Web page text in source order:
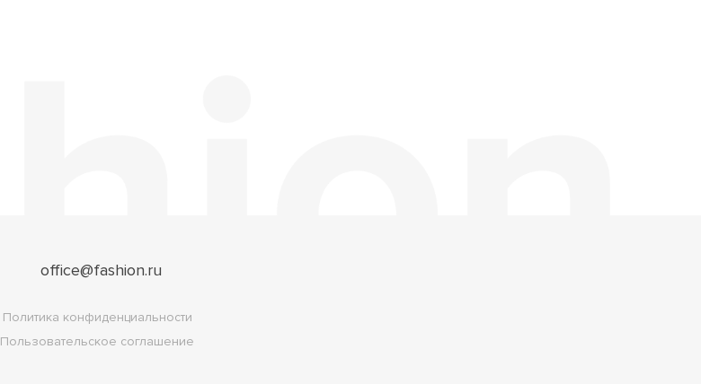
office@fashion.ru
Политика конфиденциальности
Пользовательское соглашение